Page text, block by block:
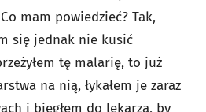
mam powiedzieć? Tak,
się jednak nie kusić
tę malarię, to już
na nią, łykałem je zaraz
i biegłem do lekarza, by